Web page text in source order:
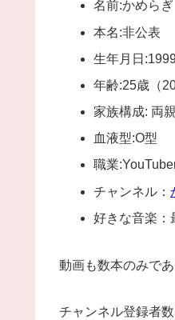
名前:かめらぎ
本名:非公表
生年月日
年齢:25歳（
家族構成: 両
血液型:O型
職業
チャンネル：
好きな音楽：
動画も数本のみで
チャンネル登録者